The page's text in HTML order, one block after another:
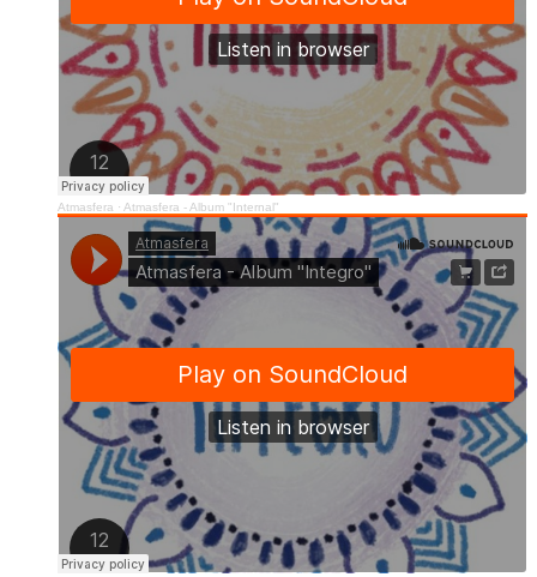
Atmasfera · Atmasfera - Album "Internal"